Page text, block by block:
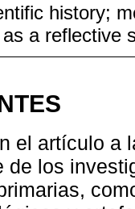
history;
a reflective
el artículo a
de los